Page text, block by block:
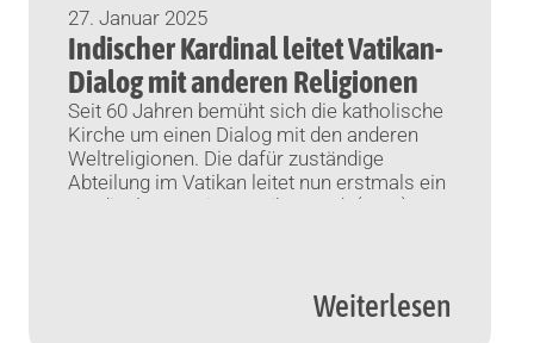
27. Januar 2025
Indischer Kardinal leitet Vatikan-
Dialog mit anderen Religionen
Seit 60 Jahren bemüht sich die katholische
Kirche um einen Dialog mit den anderen
Weltreligionen. Die dafür zuständige
Abteilung im Vatikan leitet nun erstmals ein
Kardinal aus Asien. Vatikanstadt (KNA)
vatikanische Presseamt am FreitagWeiterlesen